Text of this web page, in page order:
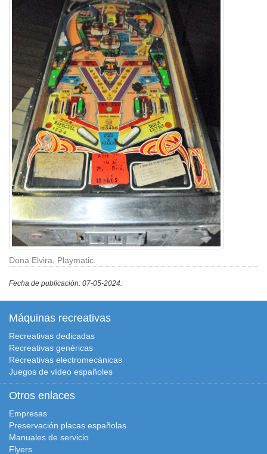
Dona Elvira, Playmatic.
Fecha de publicación: 07-05-2024.
Máquinas recreativas
Recreativas dedicadas
Recreativas genéricas
Recreativas electromecánicas
Juegos de vídeo españoles
Otros enlaces
Empresas
Preservación placas españolas
Manuales de servicio
Flyers